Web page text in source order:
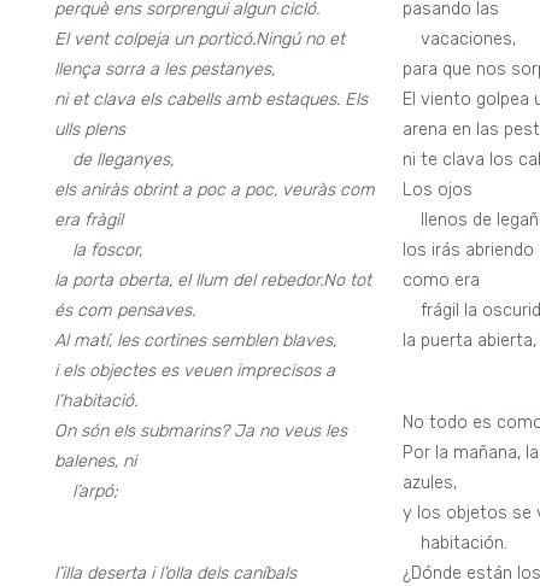
perquè ens sorprengui algun cicló.
El vent colpeja un porticó.Ningú no et
llença sorra a les pestanyes,
ni et clava els cabells amb estaques. Els
ulls plens
de lleganyes,
els aniràs obrint a poc a poc, veuràs com
era fràgil
la foscor,
la porta oberta, el llum del rebedor.No tot
és com pensaves.
Al matí, les cortines semblen blaves,
i els objectes es veuen imprecisos a
l’habitació.
On són els submarins? Ja no veus les
balenes, ni
l’arpó;
l’illa deserta i l’olla dels caníbals
pasando las
vacaciones,
para que nos
El viento golpea
arena en las
ni te clava los
Los ojos
llenos de
los irás
como era
frágil la
la puerta
No todo es
Por la mañana,
azules,
y los objetos se
habitación.
¿Dónde están